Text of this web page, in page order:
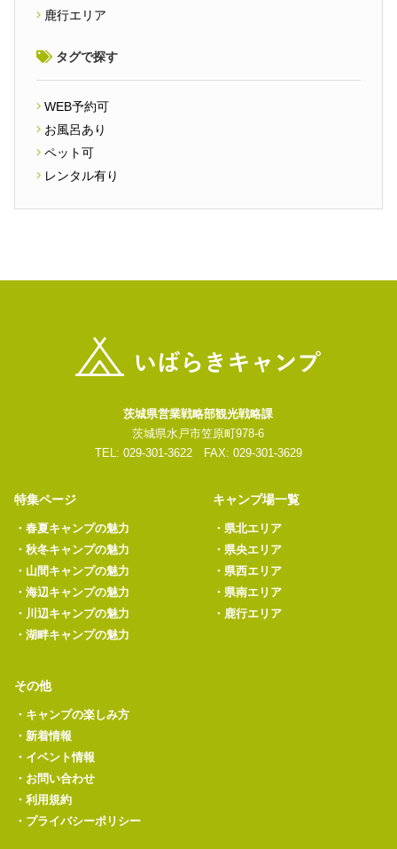
鹿行エリア
タグで探す
WEB予約可
お風呂あり
ペット可
レンタル有り
茨城県営業戦略部観光戦略課
茨城県水戸市笠原町978-6
TEL: 029-301-3622 FAX: 029-301-3629
特集ページ
・ 春夏キャンプの魅力
・ 秋冬キャンプの魅力
・ 山間キャンプの魅力
・ 海辺キャンプの魅力
・ 川辺キャンプの魅力
・ 湖畔キャンプの魅力
キャンプ場一覧
・ 県北エリア
・ 県央エリア
・ 県西エリア
・ 県南エリア
・ 鹿行エリア
その他
・ キャンプの楽しみ方
・ 新着情報
・ イベント情報
・ お問い合わせ
・ 利用規約
・ プライバシーポリシー